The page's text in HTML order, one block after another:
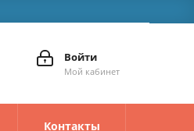
Войти
Мой кабинет
Контакты